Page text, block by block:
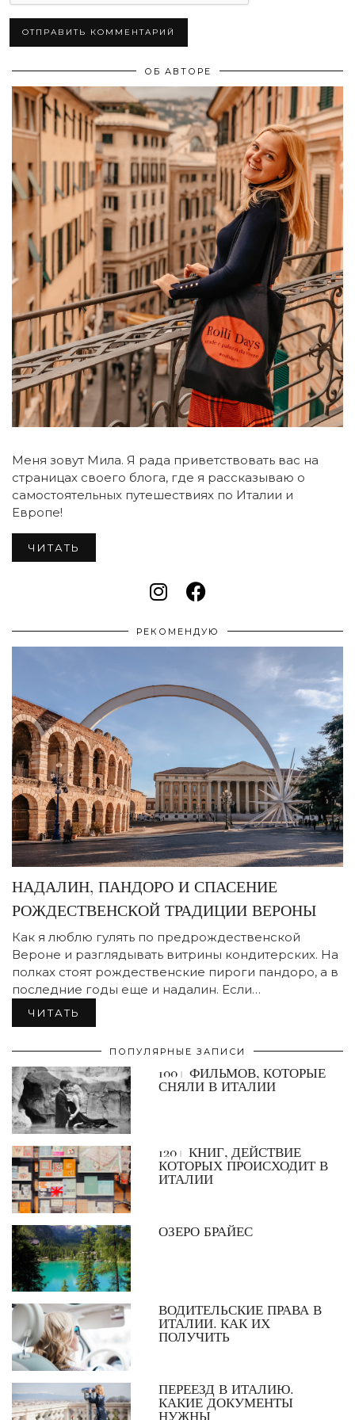
ОБ АВТОРЕ
Меня зовут Мила. Я рада приветствовать вас на
страницах своего блога, где я рассказываю о
самостоятельных путешествиях по Италии и
Европе!
ЧИТАТЬ
РЕКОМЕНДУЮ
НАДАЛИН, ПАНДОРО И СПАСЕНИЕ
РОЖДЕСТВЕНСКОЙ ТРАДИЦИИ ВЕРОНЫ
Как я люблю гулять по предрождественской
Вероне и разглядывать витрины кондитерских. На
полках стоят рождественские пироги пандоро, а в
последние годы еще и надалин. Если…
ЧИТАТЬ
ПОПУЛЯРНЫЕ ЗАПИСИ
100+ ФИЛЬМОВ, КОТОРЫЕ
СНЯЛИ В ИТАЛИИ
120+ КНИГ, ДЕЙСТВИЕ
КОТОРЫХ ПРОИСХОДИТ В
ИТАЛИИ
ОЗЕРО БРАЙЕС
ВОДИТЕЛЬСКИЕ ПРАВА В
ИТАЛИИ. КАК ИХ
ПОЛУЧИТЬ
ПЕРЕЕЗД В ИТАЛИЮ.
КАКИЕ ДОКУМЕНТЫ
НУЖНЫ